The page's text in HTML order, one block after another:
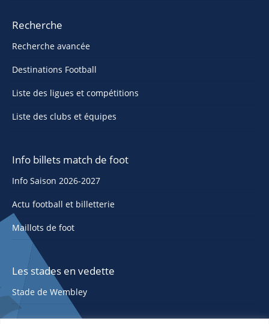
Recherche
Recherche avancée
Destinations Football
Liste des ligues et compétitions
Liste des clubs et équipes
Info billets match de foot
Info Saison 2026-2027
Actu football et billetterie
Maillots de foot
Les stades en vedette
Stade de Wembley